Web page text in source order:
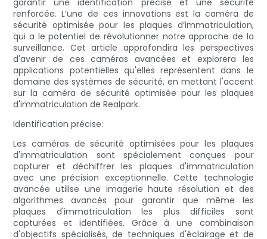
garantir une identification précise et une sécurité
renforcée. L’une de ces innovations est la caméra de
sécurité optimisée pour les plaques d’immatriculation,
qui a le potentiel de révolutionner notre approche de la
surveillance. Cet article approfondira les perspectives
d'avenir de ces caméras avancées et explorera les
applications potentielles qu'elles représentent dans le
domaine des systèmes de sécurité, en mettant l'accent
sur la caméra de sécurité optimisée pour les plaques
d'immatriculation de Realpark.
Identification précise:
Les caméras de sécurité optimisées pour les plaques
d'immatriculation sont spécialement conçues pour
capturer et déchiffrer les plaques d'immatriculation
avec une précision exceptionnelle. Cette technologie
avancée utilise une imagerie haute résolution et des
algorithmes avancés pour garantir que même les
plaques d'immatriculation les plus difficiles sont
capturées et identifiées. Grâce à une combinaison
d'objectifs spécialisés, de techniques d'éclairage et de